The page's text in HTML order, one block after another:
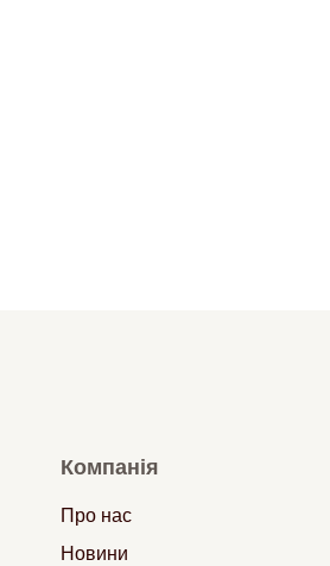
Компанія
Про нас
Новини